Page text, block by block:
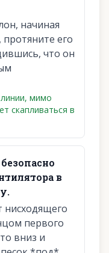
начиная
его
что он
мимо
скапливаться в
в
нисходящего
первого
вниз и